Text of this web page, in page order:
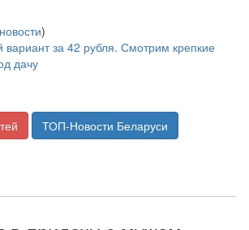
)
за 42 рубля. Смотрим крепкие
дачу
ТОП-Новости Беларуси